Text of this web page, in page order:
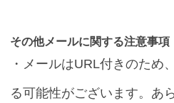
その他メールに関する注意事項
・メールはURL付きのため
る可能性がございます。あ